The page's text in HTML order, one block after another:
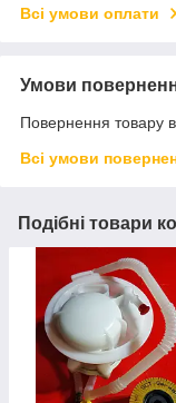
Всі умови оплати
Умови
Повернення товару
Всі умови
Подібні товари